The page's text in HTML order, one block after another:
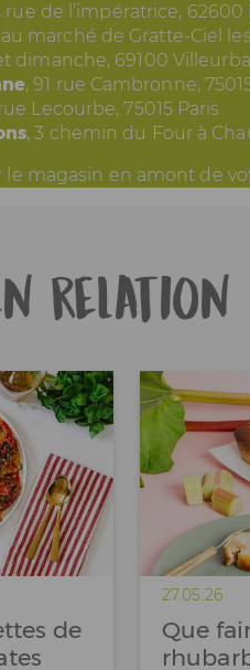
rue de l’impératrice, 62600
au marché de Gratte-Ciel
dimanche, 69100
, 91 rue Cambronne,
Lecourbe, 75015 Paris
, 3 chemin du Four à
le magasin en amont de
relation
de
27.05.26
Que